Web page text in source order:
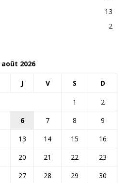
13
2
août 2026
J V S D
1
2
6 7 8
9
13 14 15
16
20 21 22
23
27 28 29
30